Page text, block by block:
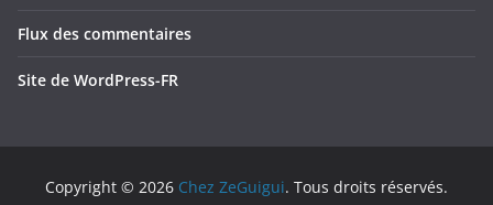
Flux des commentaires
Site de WordPress-FR
Copyright © 2026 Chez ZeGuigui. Tous droits réservés.